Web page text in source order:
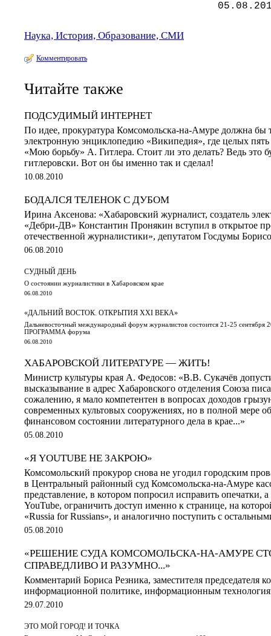
Наука, История, Образование, СМИ
Комментировать
Читайте также
ПОДСУДИМЫЙ ИНТЕРНЕТ
По идее, прокуратура Комсомольска-на-Амуре должна бы
электронную энциклопедию «Википедия», где целых
«Мою борьбу» А. Гитлера. Стоит ли это делать? Ведь это
гитлеровски. Вот он бы именно так и сделал!
10.08.2010
БОДАЛСЯ ТЕЛЕНОК С ДУБОМ
Ирина Аксенова: «Хабаровский журналист, создатель
«Дебри-ДВ» Константин Пронякин вступил в открытое
отечественной журналистики», депутатом Госдумы
06.08.2010
СУДНЫЙ ДЕНЬ
О состоянии журналистики в Хабаровском крае
06.08.2010
«ДАЛЬНИЙ ВОСТОК. ОТКРЫТИЯ XXI ВЕКА»
Дальневосточный международный форум журналистов состоится 21-25 сентября
ПРОГРАММА форума
06.08.2010
ХАБАРОВСКОЙ ЛИТЕРАТУРЕ — ЖИТЬ!
Министр культуры края А. Федосов: «В.В. Сукачёв
высказывание в адрес Хабаровского отделения Союза
сожалению, я мало компетентен в вопросах доходов
современных культовых сооружениях, но в полной мере
финансовом состоянии литературного дела в крае...»
05.08.2010
«Я YOUTUBE НЕ ЗАКРОЮ»
Комсомольский прокурор снова не угодил городским
в Центральный районный суд Комсомольска-на-Амуре
представление, в котором попросил исправить опечатки, а
YouTube, ограничить доступ именно к странице, на
«Russia for Russians», и аналогично поступить с
05.08.2010
«РЕШЕНИЕ СУДА КОМСОМОЛЬСКА-НА-АМУРЕ
СПРАВЕДЛИВО И РАЗУМНО...»
Комментарий Бориса Резника, заместителя председателя
информационной политике, информационным
29.07.2010
ЭТО МОЙ ГОРОД! И ТОЧКА